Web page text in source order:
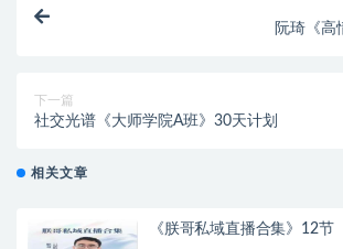
阮琦《高
下一篇
社交光谱《大师学院A班》30天计划
相关文章
《朕哥私域直播合集》12节